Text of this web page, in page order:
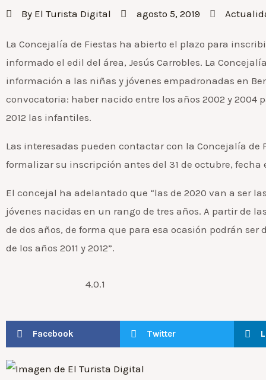
By El Turista Digital agosto 5, 2019
La Concejalía de Fiestas ha abierto el plazo para
informado el edil del área, Jesús Carrobles. La
información a las niñas y jóvenes empadronadas en
convocatoria: haber nacido entre los años 2002 y 2004
2012 las infantiles.
Las interesadas pueden contactar con la Concejalía
formalizar su inscripción antes del 31 de octubre, fecha
El concejal ha adelantado que “las de 2020 van a ser
jóvenes nacidas en un rango de tres años. A partir de
de dos años, de forma que para esa ocasión podrán
de los años 2011 y 2012”.
4.0.1
Facebook Twitter